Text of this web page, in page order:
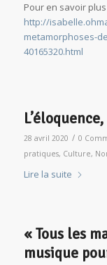
Pour en savoir
http://
metamorphoses-
40165320.html
28 avril 2020 / 0
pratiques, Culture,
Lire la suite
« Tous les
musique